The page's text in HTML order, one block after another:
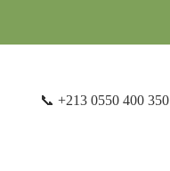
📞 +213 0550 400 350